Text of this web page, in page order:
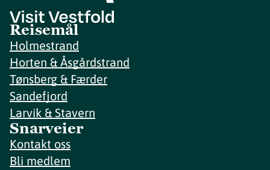
Reisemål
Holmestrand
Horten & Åsgårdstrand
Tønsberg & Færder
Sandefjord
Larvik & Stavern
Snarveier
Kontakt oss
Bli medlem